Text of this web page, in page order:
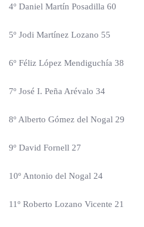
4º Daniel Martín Posadilla 60
5º Jodi Martínez Lozano 55
6º Féliz López Mendiguchía 38
7º José I. Peña Arévalo 34
8º Alberto Gómez del Nogal 29
9º David Fornell 27
10º Antonio del Nogal 24
11º Roberto Lozano Vicente 21